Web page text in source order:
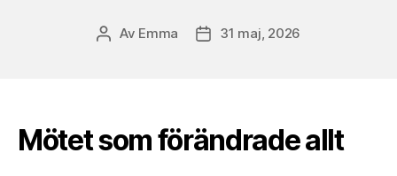
Inläggsförfattare
Av Emma Inläggsdatum
31 maj, 2026
Mötet som förändrade allt